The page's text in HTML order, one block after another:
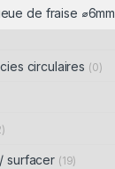
de fraise ⌀6mm
circulaires (0)
surfacer (19)